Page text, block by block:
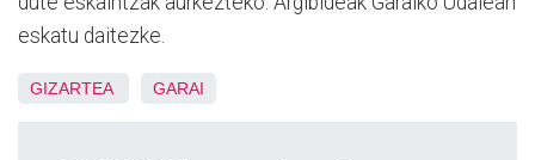
eskatu daitezke.
GIZARTEA GARAI